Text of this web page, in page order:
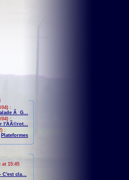
04) :
Ã G...
04) :
l'AÃ©rot...
:
Plateformes
at 15:45
C'est cla...